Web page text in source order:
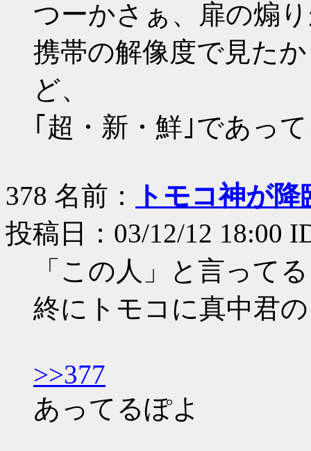
つーかさぁ、扉の煽
携帯の解像度で見た
ど、
｢超・新・鮮｣であっ
378 名前：
トモコ神が
投稿日：03/12/12 18:00
「この人」と言って
終にトモコに真中君
>>377
あってるぽよ